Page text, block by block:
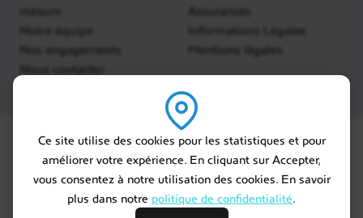
Ce site utilise des cookies pour les statistiques et pour
améliorer votre expérience. En cliquant sur Accepter,
vous consentez à notre utilisation des cookies. En savoir
plus dans notre politique de confidentialité.
mesure
Notre équipe
Nos engagements
Nous contacter
Assurances
Informations Légales
Mentions légales